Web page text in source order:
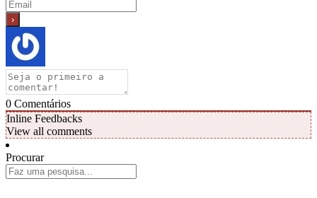
0 Comentários
Inline Feedbacks
View all comments
Procurar